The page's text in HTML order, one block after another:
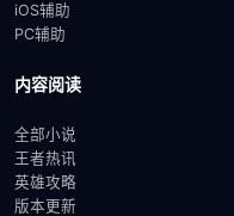
iOS辅助
PC辅助
内容阅读
全部小说
王者热讯
英雄攻略
版本更新